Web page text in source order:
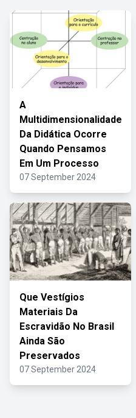
A
Multidimensionalidade
Da Didática Ocorre
Quando Pensamos
Em Um Processo
07 September 2024
Que Vestígios
Materiais Da
Escravidão No Brasil
Ainda São
Preservados
07 September 2024